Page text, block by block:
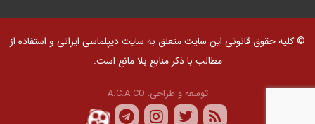
© کلیه حقوق قانونی این سایت متعلق به سایت دیپلماسی ایرانی و استفاده از
مطالب با ذکر منابع بلا مانع است.
توسعه و طراحی: A.C.A CO